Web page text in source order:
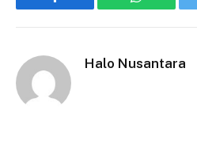
Facebook WhatsApp
Halo Nusantara